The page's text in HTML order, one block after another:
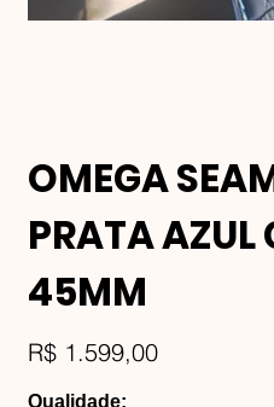
OMEGA
PRATA AZUL
45MM
Preço
R$ 1.599,00
Qualidade: